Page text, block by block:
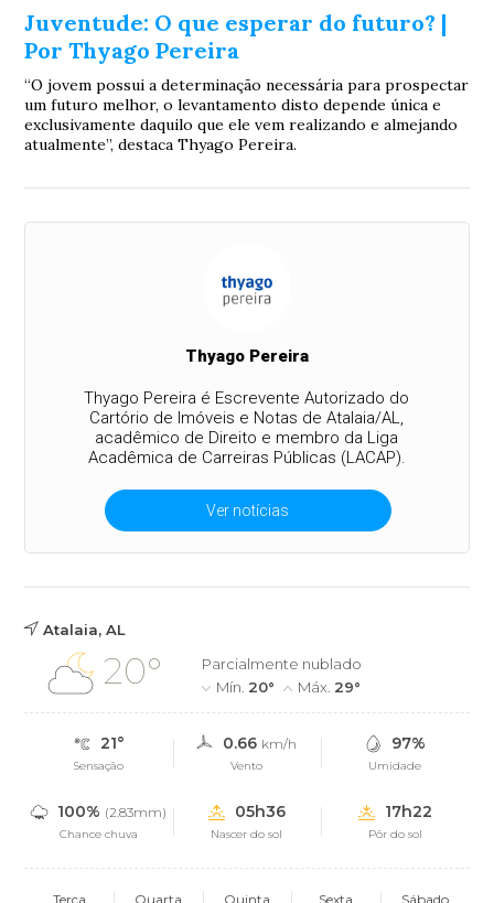
Juventude: O que esperar do futuro? |
Por Thyago Pereira
“O jovem possui a determinação necessária para prospectar
um futuro melhor, o levantamento disto depende única e
exclusivamente daquilo que ele vem realizando e almejando
atualmente”, destaca Thyago Pereira.
Thyago Pereira
Thyago Pereira é Escrevente Autorizado do
Cartório de Imóveis e Notas de Atalaia/AL,
acadêmico de Direito e membro da Liga
Acadêmica de Carreiras Públicas (LACAP).
Ver notícias
Atalaia, AL
20°
Parcialmente nublado
Mín. 20° Máx. 29°
21°
Sensação
0.66 km/h
Vento
97%
Umidade
100% (2.83mm)
Chance chuva
05h36
Nascer do sol
17h22
Pôr do sol
Terça Quarta Quinta Sexta Sábado